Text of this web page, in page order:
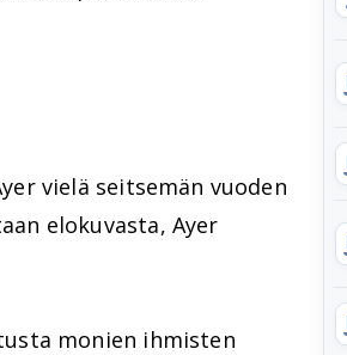
vielä seitsemän vuoden
elokuvasta, Ayer
monien ihmisten